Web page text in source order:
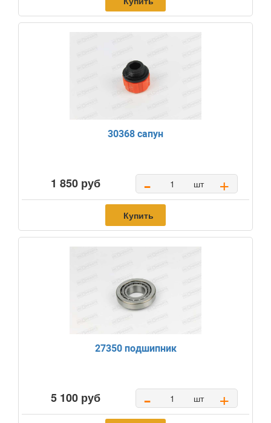
30368 сапун
1 850 руб - шт +
Купить
27350 подшипник
5 100 руб - шт +